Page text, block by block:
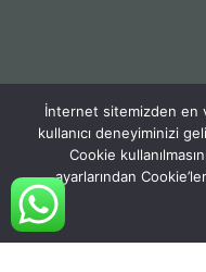
İnternet sitemizden en
kullanıcı deneyiminizi
Cookie
ayarlarından